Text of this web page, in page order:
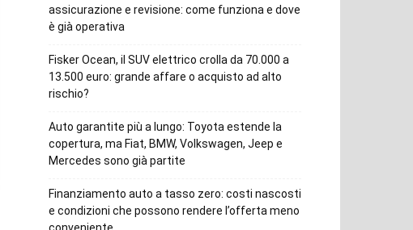
assicurazione e revisione: come funziona e dove
è già operativa
Fisker Ocean, il SUV elettrico crolla da 70.000 a
13.500 euro: grande affare o acquisto ad alto
rischio?
Auto garantite più a lungo: Toyota estende la
copertura, ma Fiat, BMW, Volkswagen, Jeep e
Mercedes sono già partite
Finanziamento auto a tasso zero: costi nascosti
e condizioni che possono rendere l’offerta meno
conveniente